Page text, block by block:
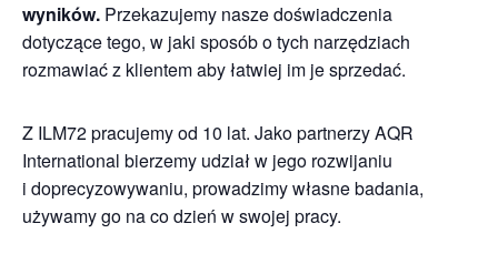
wyników. Przekazujemy nasze doświadczenia
dotyczące tego, w jaki sposób o tych narzędziach
rozmawiać z klientem aby łatwiej im je sprzedać.
Z ILM72 pracujemy od 10 lat. Jako partnerzy AQR
International bierzemy udział w jego rozwijaniu
i doprecyzowywaniu, prowadzimy własne badania,
używamy go na co dzień w swojej pracy.